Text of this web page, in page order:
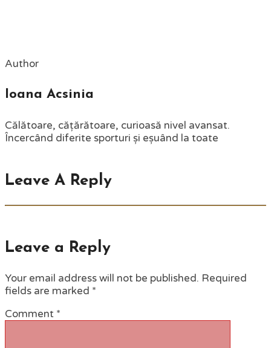
Author
Ioana Acsinia
Călătoare, cățărătoare, curioasă nivel avansat.
Încercând diferite sporturi și eșuând la toate
Leave A Reply
Leave a Reply
Your email address will not be published. Required
fields are marked *
Comment *